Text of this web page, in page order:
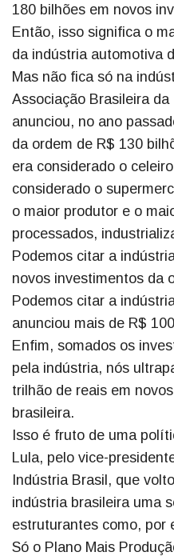
180 bilhões em novos
Então, isso significa o
da indústria automotiva
Mas não fica só na
Associação Brasileira
anunciou, no ano
da ordem de R$ 130
era considerado o
considerado o
o maior produtor e o
processados,
Podemos citar a
novos investimentos da
Podemos citar a
anunciou mais de R$
Enfim, somados os
pela indústria, nós
trilhão de reais em
brasileira.
Isso é fruto de uma
Lula, pelo vice-
Indústria Brasil, que
indústria brasileira uma
estruturantes como, por
Só o Plano Mais